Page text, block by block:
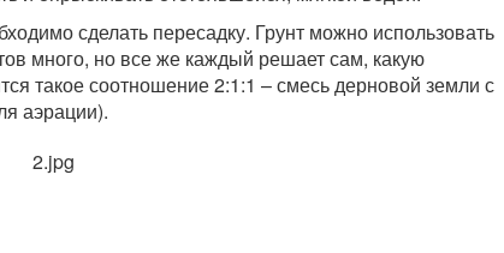
сделать пересадку. Грунт можно использовать
много, но все же каждый решает сам, какую
такое соотношение 2:1:1 – смесь дерновой земли с
аэрации).